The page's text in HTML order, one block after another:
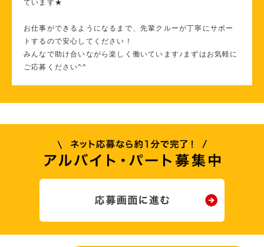
ています★
お仕事ができるようになるまで、先輩クルーが丁寧にサポー
トするので安心してください！
みんなで助け合いながら楽しく働いています♪まずはお気軽に
ご応募ください^^